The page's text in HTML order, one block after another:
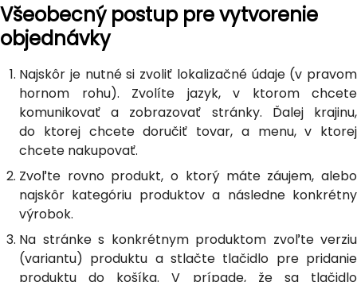
Všeobecný postup pre vytvorenie
objednávky
Najskôr je nutné si zvoliť lokalizačné údaje (v pravom
hornom rohu). Zvolíte jazyk, v ktorom chcete
komunikovať a zobrazovať stránky. Ďalej krajinu,
do ktorej chcete doručiť tovar, a menu, v ktorej
chcete nakupovať.
Zvoľte rovno produkt, o ktorý máte záujem, alebo
najskôr kategóriu produktov a následne konkrétny
výrobok.
Na stránke s konkrétnym produktom zvoľte verziu
(variantu) produktu a stlačte tlačidlo pre pridanie
produktu do košíka. V prípade, že sa tlačidlo